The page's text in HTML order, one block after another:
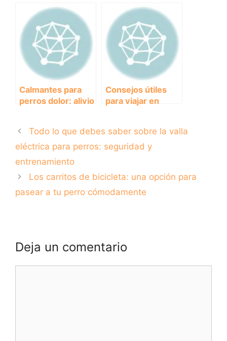
cómo controlar su
comportamiento?
puedes ayudarlos?
Calmantes para
perros dolor: alivio
Consejos útiles
para viajar en
necesitas saber
Todo lo que debes saber sobre la valla
eléctrica para perros: seguridad y
entrenamiento
Los carritos de bicicleta: una opción para
pasear a tu perro cómodamente
Deja un comentario